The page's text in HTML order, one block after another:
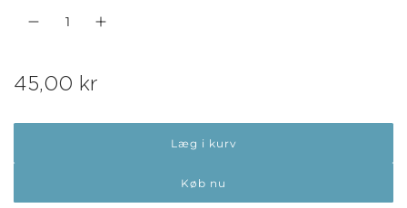
N
45,00 kr
Læg i kurv
Køb nu